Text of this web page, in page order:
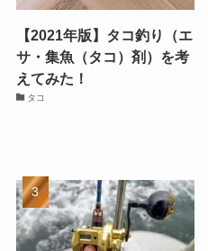
【2021年版】タコ釣り（エ
サ・集魚（タコ）剤）を考
えてみた！
タコ